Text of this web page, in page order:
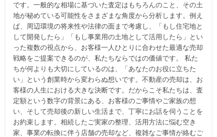
です。一般的な相場に基づいた査定はもちろんのこと、その土
地が秘めている可能性をさまざまな角度から分析します。例え
ば、周辺環境の将来性や法律の面まで考慮し、「もし住宅地と
して開発したら」「もし事業用の土地として活用したら」とい
った複数の視点から、お客様一人ひとりに合わせた最適な売却
戦略をご提案できるのが、私たちならではの価値です。 私た
ちが何よりも大切にしているのは、「あなたのお役に立ちた
い」という創業時から変わらぬ想いです。不動産の売却は、お
客様の人生における大きな決断です。だからこそ私たちは、査
定額という数字の背景にある、お客様のご事情やご家族の想
い、そして売却後の新しい生活まで、丁寧にお話を伺うことを
お約束します。相続したご実家の整理、活用方法に悩む空き
家、事業の転換に伴う店舗の売却など、複雑なご事情が絡むご